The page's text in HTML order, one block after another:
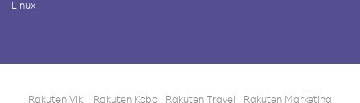
Linux
Rakuten Viki Rakuten Kobo Rakuten Travel Rakuten Marketing